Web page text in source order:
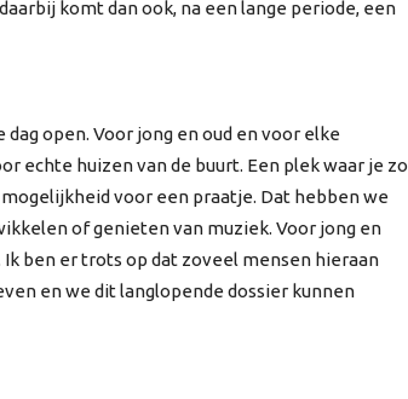
komt dan ook, na een lange periode, een
open. Voor jong en oud en voor elke
echte huizen van de buurt. Een plek waar je zo
voor een praatje. Dat hebben we
of genieten van muziek. Voor jong en
ben er trots op dat zoveel mensen hieraan
en we dit langlopende dossier kunnen